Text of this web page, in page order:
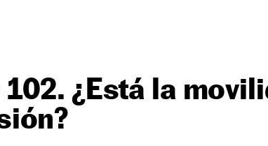
¿Está la